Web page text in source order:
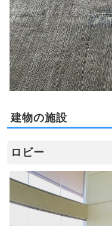
建物の施設
ロビー